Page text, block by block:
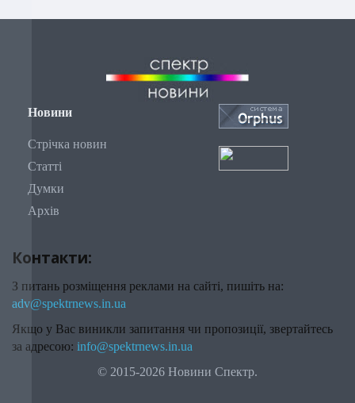
Новини
Стрічка новин
Статті
Думки
Архів
Контакти:
З питань розміщення реклами на сайті, пишіть на:
adv@spektrnews.in.ua
Якщо у Вас виникли запитання чи пропозиції, звертайтесь
за адресою: info@spektrnews.in.ua
© 2015-2026 Новини Спектр.